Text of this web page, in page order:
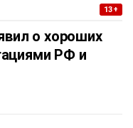
13+
о хороших
РФ и